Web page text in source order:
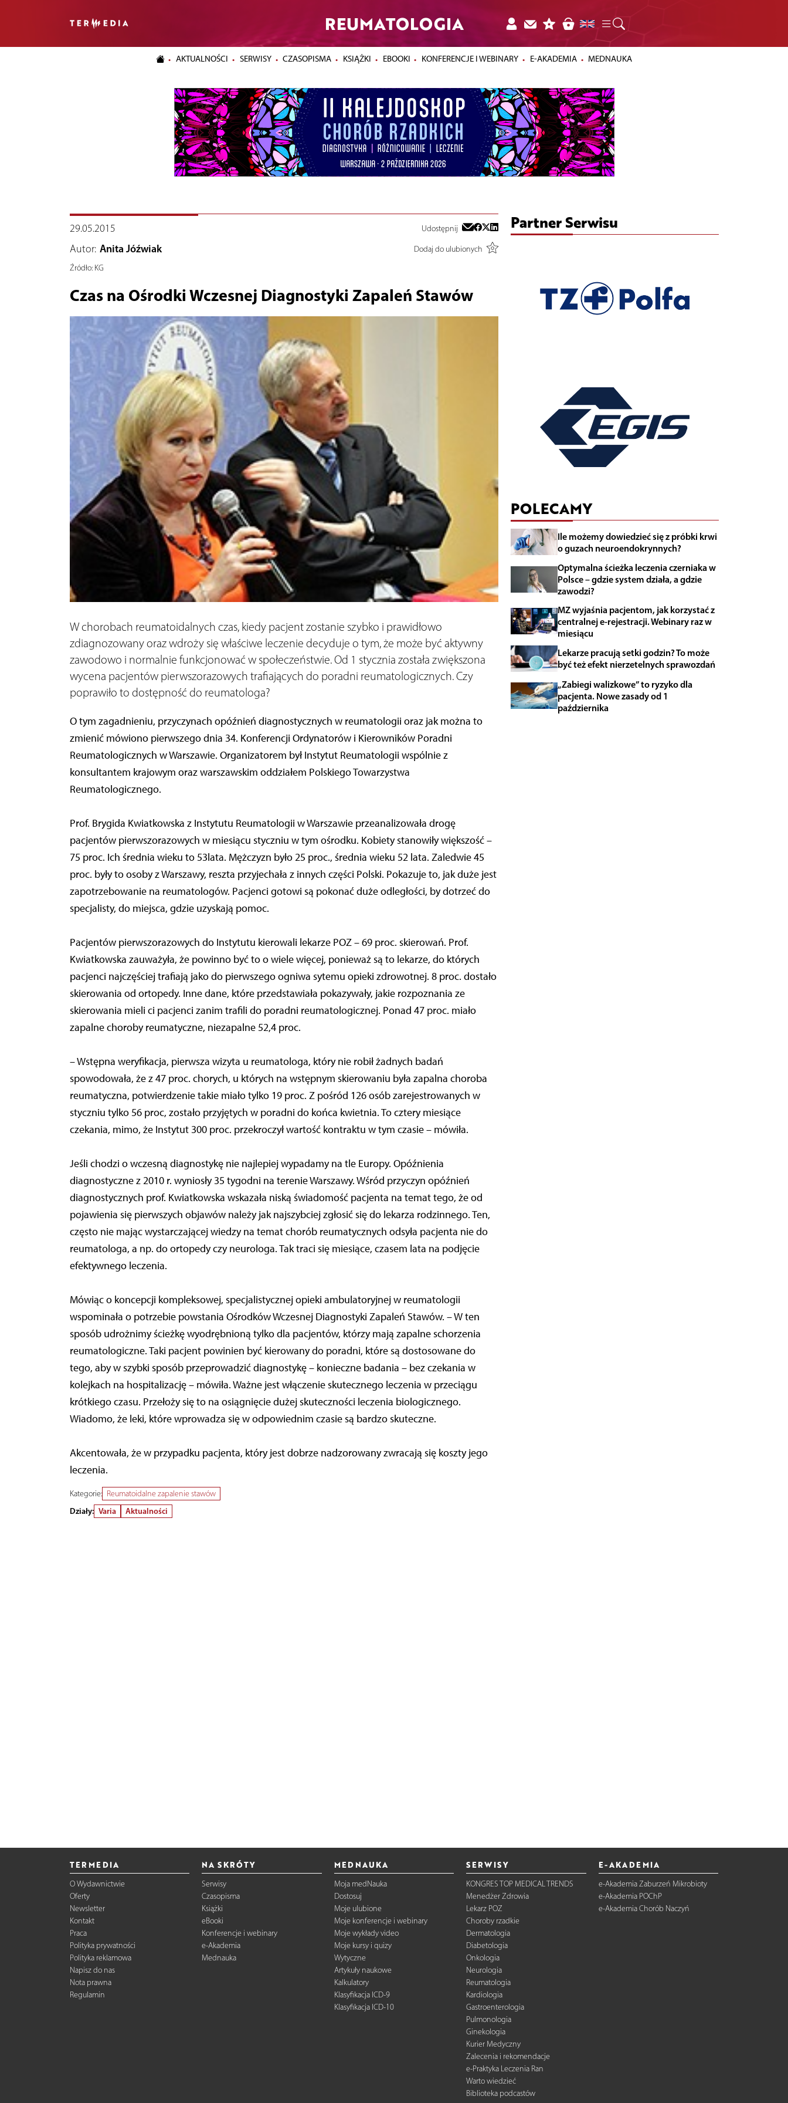
REUMATOLOGIA
AKTUALNOŚCI SERWISY CZASOPISMA KSIĄŻKI EBOOKI KONFERENCJE I WEBINARY E-AKADEMIA MEDNAUKA
29.05.2015 Udostępnij
Autor: Anita Jóźwiak
Dodaj do ulubionych
Źródło:KG
Czas na Ośrodki Wczesnej Diagnostyki Zapaleń Stawów
W chorobach reumatoidalnych czas, kiedy pacjent zostanie szybko i prawidłowo
zdiagnozowany oraz wdroży się właściwe leczenie decyduje o tym, że może być aktywny
zawodowo i normalnie funkcjonować w społeczeństwie. Od 1 stycznia została zwiększona
wycena pacjentów pierwszorazowych trafiających do poradni reumatologicznych. Czy
poprawiło to dostępność do reumatologa?
O tym zagadnieniu, przyczynach opóźnień diagnostycznych w reumatologii oraz jak można to
zmienić mówiono pierwszego dnia 34. Konferencji Ordynatorów i Kierowników Poradni
Reumatologicznych w Warszawie. Organizatorem był Instytut Reumatologii wspólnie z
konsultantem krajowym oraz warszawskim oddziałem Polskiego Towarzystwa
Reumatologicznego.
Prof. Brygida Kwiatkowska z Instytutu Reumatologii w Warszawie przeanalizowała drogę
pacjentów pierwszorazowych w miesiącu styczniu w tym ośrodku. Kobiety stanowiły większość –
75 proc. Ich średnia wieku to 53lata. Mężczyzn było 25 proc., średnia wieku 52 lata. Zaledwie 45
proc. były to osoby z Warszawy, reszta przyjechała z innych części Polski. Pokazuje to, jak duże jest
zapotrzebowanie na reumatologów. Pacjenci gotowi są pokonać duże odległości, by dotrzeć do
specjalisty, do miejsca, gdzie uzyskają pomoc.
Pacjentów pierwszorazowych do Instytutu kierowali lekarze POZ – 69 proc. skierowań. Prof.
Kwiatkowska zauważyła, że powinno być to o wiele więcej, ponieważ są to lekarze, do których
pacjenci najczęściej trafiają jako do pierwszego ogniwa sytemu opieki zdrowotnej. 8 proc. dostało
skierowania od ortopedy. Inne dane, które przedstawiała pokazywały, jakie rozpoznania ze
skierowania mieli ci pacjenci zanim trafili do poradni reumatologicznej. Ponad 47 proc. miało
zapalne choroby reumatyczne, niezapalne 52,4 proc.
– Wstępna weryfikacja, pierwsza wizyta u reumatologa, który nie robił żadnych badań
spowodowała, że z 47 proc. chorych, u których na wstępnym skierowaniu była zapalna choroba
reumatyczna, potwierdzenie takie miało tylko 19 proc. Z pośród 126 osób zarejestrowanych w
styczniu tylko 56 proc, zostało przyjętych w poradni do końca kwietnia. To cztery miesiące
czekania, mimo, że Instytut 300 proc. przekroczył wartość kontraktu w tym czasie – mówiła.
Jeśli chodzi o wczesną diagnostykę nie najlepiej wypadamy na tle Europy. Opóźnienia
diagnostyczne z 2010 r. wyniosły 35 tygodni na terenie Warszawy. Wśród przyczyn opóźnień
diagnostycznych prof. Kwiatkowska wskazała niską świadomość pacjenta na temat tego, że od
pojawienia się pierwszych objawów należy jak najszybciej zgłosić się do lekarza rodzinnego. Ten,
często nie mając wystarczającej wiedzy na temat chorób reumatycznych odsyła pacjenta nie do
reumatologa, a np. do ortopedy czy neurologa. Tak traci się miesiące, czasem lata na podjęcie
efektywnego leczenia.
Mówiąc o koncepcji kompleksowej, specjalistycznej opieki ambulatoryjnej w reumatologii
wspominała o potrzebie powstania Ośrodków Wczesnej Diagnostyki Zapaleń Stawów. – W ten
sposób udrożnimy ścieżkę wyodrębnioną tylko dla pacjentów, którzy mają zapalne schorzenia
reumatologiczne. Taki pacjent powinien być kierowany do poradni, które są dostosowane do
tego, aby w szybki sposób przeprowadzić diagnostykę – konieczne badania – bez czekania w
kolejkach na hospitalizację – mówiła. Ważne jest włączenie skutecznego leczenia w przeciągu
krótkiego czasu. Przełoży się to na osiągnięcie dużej skuteczności leczenia biologicznego.
Wiadomo, że leki, które wprowadza się w odpowiednim czasie są bardzo skuteczne.
Akcentowała, że w przypadku pacjenta, który jest dobrze nadzorowany zwracają się koszty jego
leczenia.
Kategorie: Reumatoidalne zapalenie stawów
Działy: Varia Aktualności
Partner Serwisu
POLECAMY
Ile możemy dowiedzieć się z próbki krwi
o guzach neuroendokrynnych?
Optymalna ścieżka leczenia czerniaka w
Polsce – gdzie system działa, a gdzie
zawodzi?
MZ wyjaśnia pacjentom, jak korzystać z
centralnej e-rejestracji. Webinary raz w
miesiącu
Lekarze pracują setki godzin? To może
być też efekt nierzetelnych sprawozdań
„Zabiegi walizkowe” to ryzyko dla
pacjenta. Nowe zasady od 1
października
TERMEDIA
O Wydawnictwie
Oferty
Newsletter
Kontakt
Praca
Polityka prywatności
Polityka reklamowa
Napisz do nas
Nota prawna
Regulamin
NA SKRÓTY
Serwisy
Czasopisma
Książki
eBooki
Konferencje i webinary
e-Akademia
Mednauka
MEDNAUKA
Moja medNauka
Dostosuj
Moje ulubione
Moje konferencje i webinary
Moje wykłady video
Moje kursy i quizy
Wytyczne
Artykuły naukowe
Kalkulatory
Klasyfikacja ICD-9
Klasyfikacja ICD-10
SERWISY
KONGRES TOP MEDICAL TRENDS
Menedżer Zdrowia
Lekarz POZ
Choroby rzadkie
Dermatologia
Diabetologia
Onkologia
Neurologia
Reumatologia
Kardiologia
Gastroenterologia
Pulmonologia
Ginekologia
Kurier Medyczny
Zalecenia i rekomendacje
e-Praktyka Leczenia Ran
Warto wiedzieć
Biblioteka podcastów
E-AKADEMIA
e-Akademia Zaburzeń Mikrobioty
e-Akademia POChP
e-Akademia Chorób Naczyń